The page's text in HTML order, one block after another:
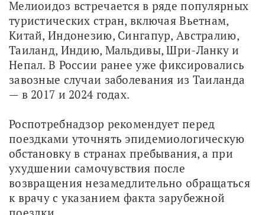
Мелиоидоз встречается в ряде популярных
туристических стран, включая Вьетнам,
Китай, Индонезию, Сингапур, Австралию,
Таиланд, Индию, Мальдивы, Шри-Ланку и
Непал. В России ранее уже фиксировались
завозные случаи заболевания из Таиланда
— в 2017 и 2024 годах.
Роспотребнадзор рекомендует перед
поездками уточнять эпидемиологическую
обстановку в странах пребывания, а при
ухудшении самочувствия после
возвращения незамедлительно обращаться
к врачу с указанием факта зарубежной